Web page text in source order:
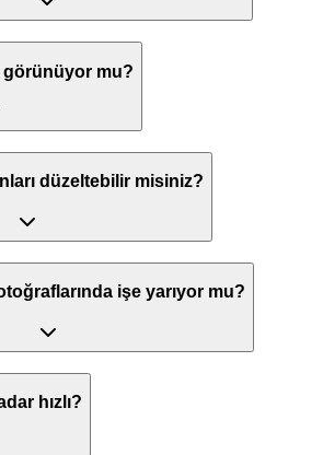
görünüyor mu?
düzeltebilir misiniz?
işe yarıyor mu?
hızlı?